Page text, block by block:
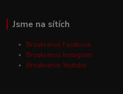
Jsme na sítích
Broukservis Facebook
Broukservis Instagram
Broukservis Youtube